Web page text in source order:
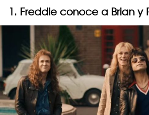
1. Freddie conoce a Brian y